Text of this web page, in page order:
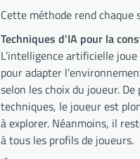
Cette méthode rend chaque
Techniques d’IA pour la
L’intelligence artificielle
pour adapter
selon les choix du joueur.
techniques, le joueur est
à explorer. Néanmoins, il
à tous les profils de joueurs.